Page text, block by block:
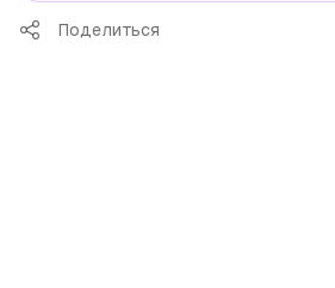
Поделиться